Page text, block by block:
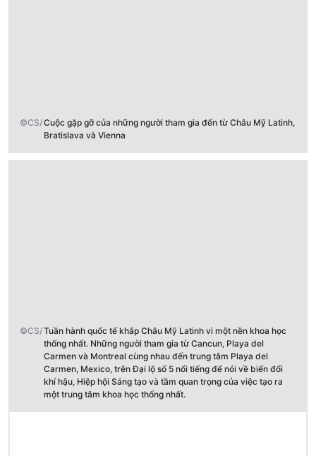
©CS/Cuộc gặp gỡ của những người tham gia đến từ Châu Mỹ Latinh,
Bratislava và Vienna
©CS/Tuần hành quốc tế khắp Châu Mỹ Latinh vì một nền khoa học
thống nhất. Những người tham gia từ Cancun, Playa del
Carmen và Montreal cùng nhau đến trung tâm Playa del
Carmen, Mexico, trên Đại lộ số 5 nổi tiếng để nói về biến đổi
khí hậu, Hiệp hội Sáng tạo và tầm quan trọng của việc tạo ra
một trung tâm khoa học thống nhất.